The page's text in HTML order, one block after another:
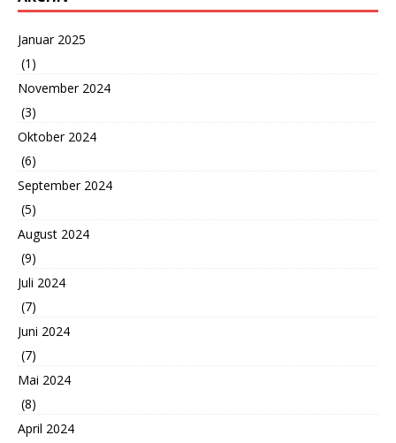
Januar 2025
(1)
November 2024
(3)
Oktober 2024
(6)
September 2024
(5)
August 2024
(9)
Juli 2024
(7)
Juni 2024
(7)
Mai 2024
(8)
April 2024